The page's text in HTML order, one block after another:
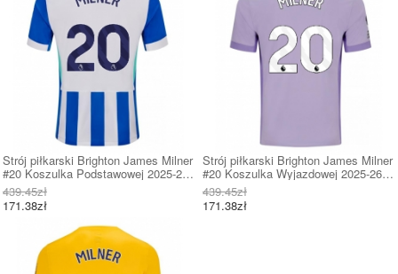
Strój piłkarski Brighton James Milner
#20 Koszulka Podstawowej 2025-26
Krótki Rękaw
439.45zł
171.38zł
Strój piłkarski Brighton James Milner
#20 Koszulka Wyjazdowej 2025-26
Krótki Rękaw
439.45zł
171.38zł